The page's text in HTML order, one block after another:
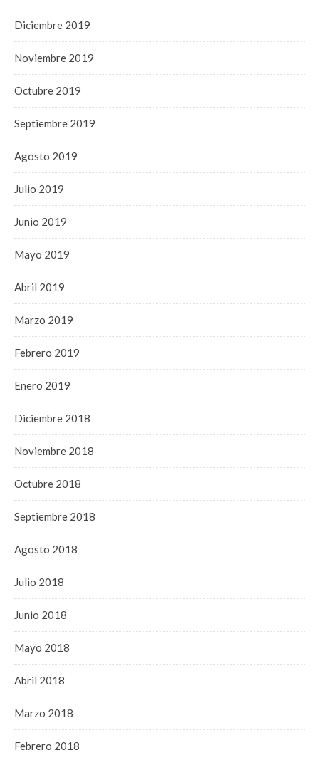
Diciembre 2019
Noviembre 2019
Octubre 2019
Septiembre 2019
Agosto 2019
Julio 2019
Junio 2019
Mayo 2019
Abril 2019
Marzo 2019
Febrero 2019
Enero 2019
Diciembre 2018
Noviembre 2018
Octubre 2018
Septiembre 2018
Agosto 2018
Julio 2018
Junio 2018
Mayo 2018
Abril 2018
Marzo 2018
Febrero 2018